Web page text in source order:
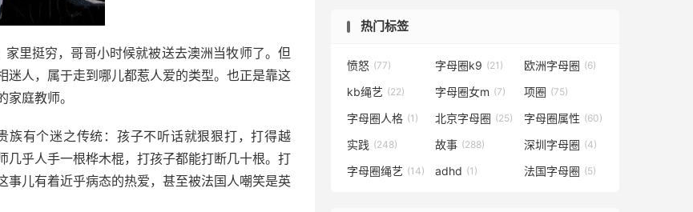
里挺穷，哥哥小时候就被送去澳洲当牧师了。但
人，属于走到哪儿都惹人爱的类型。也正是靠这
庭教师。
族有个迷之传统：孩子不听话就狠狠打，打得越
乎人手一根桦木棍，打孩子都能打断几十根。打
事儿有着近乎病态的热爱，甚至被法国人嘲笑是英
热门标签
愤怒 (77) 字母圈k9 (21) 欧洲字母圈 (6)
kb绳艺 (22) 字母圈女m (7) 项圈 (75)
字母圈人格 (1) 北京字母圈 (25) 字母圈属性 (60)
实践 (248) 故事 (288) 深圳字母圈 (4)
字母圈绳艺 (14) adhd (1) 法国字母圈 (5)